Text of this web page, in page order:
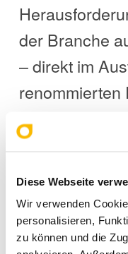
Diese Webseite
Wir verwenden
personalisieren,
zu können und die
der Branche
– direkt im
renommierten
Branche
Ein weiterer
spektakuläre